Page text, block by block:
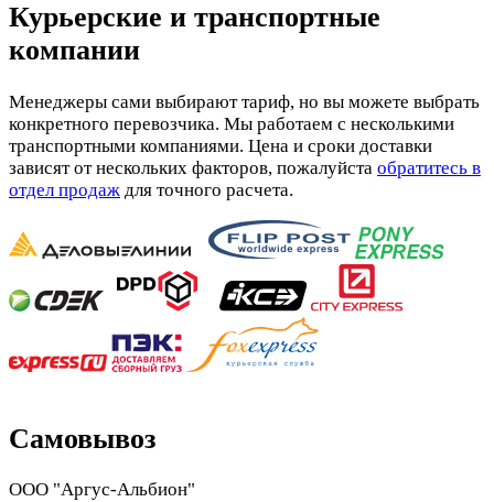
Курьерские и транспортные
компании
Менеджеры сами выбирают тариф, но вы можете выбрать
конкретного перевозчика. Мы работаем с несколькими
транспортными компаниями. Цена и сроки доставки
зависят от нескольких факторов, пожалуйста обратитесь в
отдел продаж для точного расчета.
Самовывоз
ООО "Аргус-Альбион"